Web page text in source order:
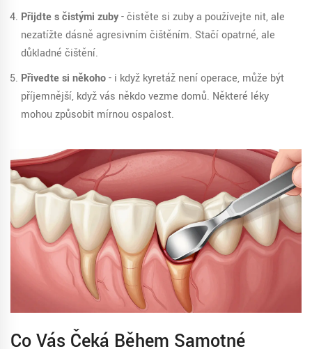
Přijďte s čistými zuby- čistěte si zuby a používejte nit, ale
nezatížte dásně agresivním čištěním. Stačí opatrné, ale
důkladné čištění.
Přiveďte si někoho- i když kyretáž není operace, může být
příjemnější, když vás někdo vezme domů. Některé léky
mohou způsobit mírnou ospalost.
Co Vás Čeká Během Samotné